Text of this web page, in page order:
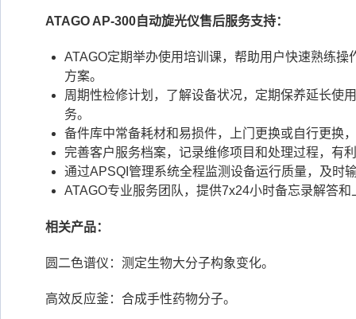
ATAGO AP-300自动旋光仪售后服务支持：
ATAGO定期举办使用培训课，帮助用户快速熟练
方案。
周期性检修计划，了解设备状况，定期保养延长使
务。
备件库中常备耗材和易损件，上门更换或自行更换
完善客户服务档案，记录维修项目和处理过程，有
通过APSQI管理系统全程监测设备运行质量，及时
ATAGO专业服务团队，提供7x24小时备忘录解答和
相关产品：
圆二色谱仪：测定生物大分子构象变化。
高效反应釜：合成手性药物分子。